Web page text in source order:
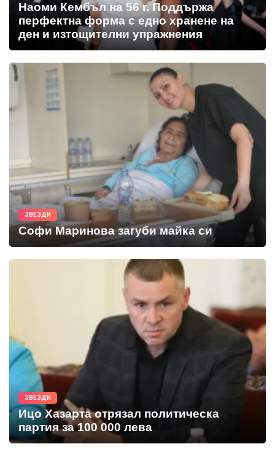
Наоми Кембъл на 56 г. Поддържа
перфектна форма с едно хранене на
ден и изтощителни упражнения
ЗВЕЗДИ
Софи Маринова загуби майка си
ЗВЕЗДИ
Ицо Хазарта отрязал политическа
партия за 100 000 лева